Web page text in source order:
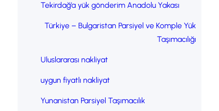
Tekirdağ’a yük gönderim Anadolu Yakası
Türkiye – Bulgaristan Parsiyel ve Komple Yük
Taşımacılığı
Uluslararası nakliyat
uygun fiyatlı nakliyat
Yunanistan Parsiyel Taşımacılık